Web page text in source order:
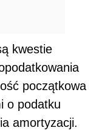
kwestie
początkowa
o podatku
amortyzacji.